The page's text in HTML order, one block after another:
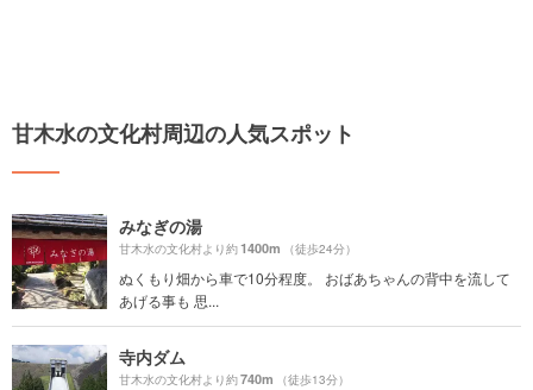
甘木水の文化村周辺の人気スポット
みなぎの湯
甘木水の文化村より約1400m （徒歩24分）
ぬくもり畑から車で10分程度。 おばあちゃんの背中を流して
あげる事も 思...
寺内ダム
甘木水の文化村より約740m （徒歩13分）